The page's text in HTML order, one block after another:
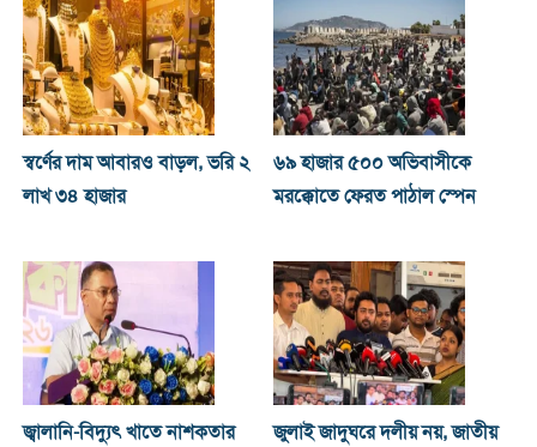
স্বর্ণের দাম আবারও বাড়ল, ভরি ২
লাখ ৩৪ হাজার
৬৯ হাজার ৫০০ অভিবাসীকে
মরক্কোতে ফেরত পাঠাল স্পেন
জ্বালানি-বিদ্যুৎ খাতে নাশকতার
জুলাই জাদুঘরে দলীয় নয়, জাতীয়